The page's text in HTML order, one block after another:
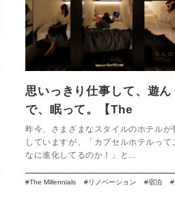
思いっきり仕事して、遊ん
で、眠って。【The
Millennials Shibuya】
昨今、さまざまなスタイルのホテルが
していますが、「カプセルホテルって
なに進化してるのか！」と...
The Millennials リノベーション 宿泊